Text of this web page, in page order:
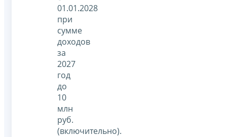
01.01.2028
при
сумме
доходов
за
2027
год
до
10
млн
руб.
(включительно).